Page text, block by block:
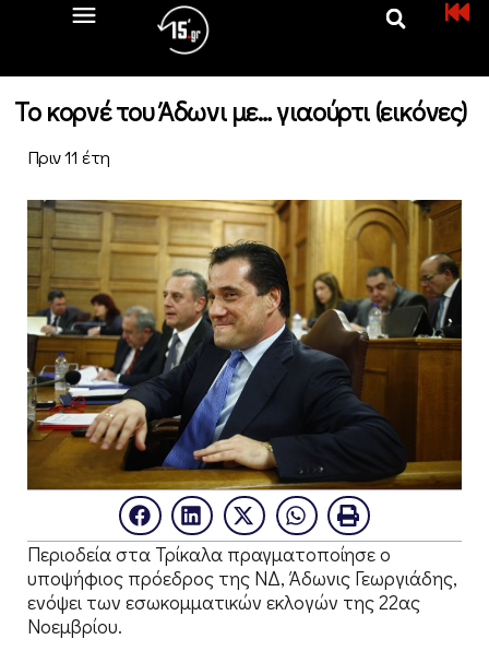
Το κορνέ του Άδωνι με… γιαούρτι (εικόνες)
Πριν 11 έτη
Περιοδεία στα Τρίκαλα πραγματοποίησε ο
υποψήφιος πρόεδρος της ΝΔ, Άδωνις Γεωργιάδης,
ενόψει των εσωκομματικών εκλογών της 22ας
Νοεμβρίου.